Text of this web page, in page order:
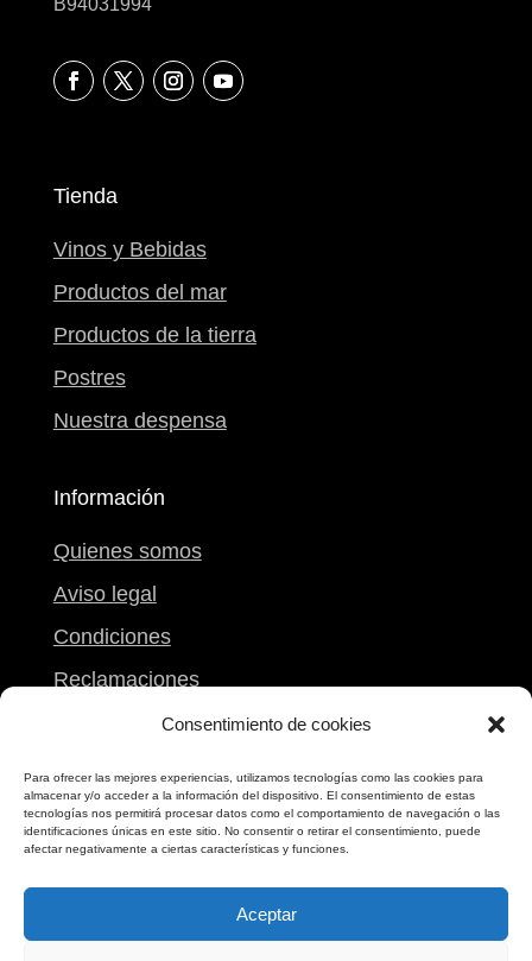
Consentimiento de cookies
Para ofrecer las mejores experiencias, utilizamos tecnologías como las cookies para
almacenar y/o acceder a la información del dispositivo. El consentimiento de estas
tecnologías nos permitirá procesar datos como el comportamiento de navegación o las
identificaciones únicas en este sitio. No consentir o retirar el consentimiento, puede
afectar negativamente a ciertas características y funciones.
Aceptar
B94031994
Tienda
Vinos y Bebidas
Productos del mar
Productos de la tierra
Postres
Nuestra despensa
Información
Quienes somos
Aviso legal
Condiciones
Reclamaciones
Contacto
Calle Peregrina, 9
Pontevedra